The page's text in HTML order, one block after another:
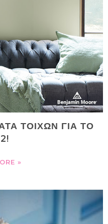
ΤΟΙΧΩΝ ΓΙΑ ΤΟ
»